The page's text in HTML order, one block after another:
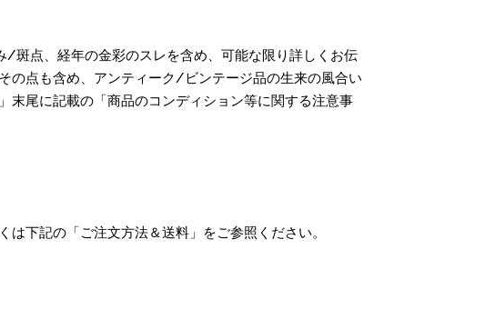
斑点、経年の金彩のスレを含め、可能な限り詳しくお伝
の点も含め、アンティーク/ビンテージ品の生来の風合い
末尾に記載の「商品のコンディション等に関する注意事
下記の「ご注文方法＆送料」をご参照ください。